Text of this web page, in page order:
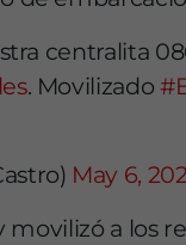
centralita
. Movilizado
May 6,
movilizó a los